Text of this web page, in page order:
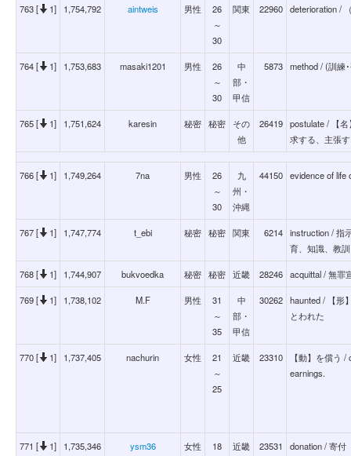
763 [ 1] 1,754,792 aintweis 男性
26
～
30
関東 22960 deterioration /
764 [ 1] 1,753,683 masaki1201 男性
26
～
30
中
部・
甲信
5873 method / (訓練
765 [ 1] 1,751,624 karesin 秘密 秘密
その
他
26419 postulate / 【
求する、主張
766 [ 1] 1,749,264 7na 男性
26
～
30
九
州・
沖縄
44150 evidence of life
767 [ 1] 1,747,774 t_ebi 秘密 秘密 関東 6214 instruction / 指
育、知識、教訓
768 [ 1] 1,744,907 bukvoedka 秘密 秘密 近畿 28246 acquittal / 無罪
769 [ 1] 1,738,102 M.F 男性
31
～
35
中
部・
甲信
30262 haunted / 【形
とわれた
770 [ 1] 1,737,405 nachurin 女性
21
～
25
近畿 23310
【動】を償う
earnings.
771 [ 1] 1,735,346 ysm36 女性
18
近畿 23531 donation / 寄付